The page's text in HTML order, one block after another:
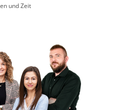
und Zeit